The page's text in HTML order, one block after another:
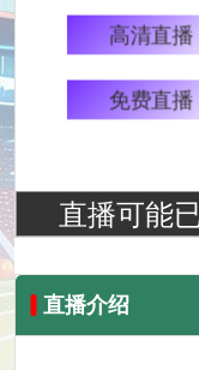
高清直播
免费直播
直播可能
直播介绍